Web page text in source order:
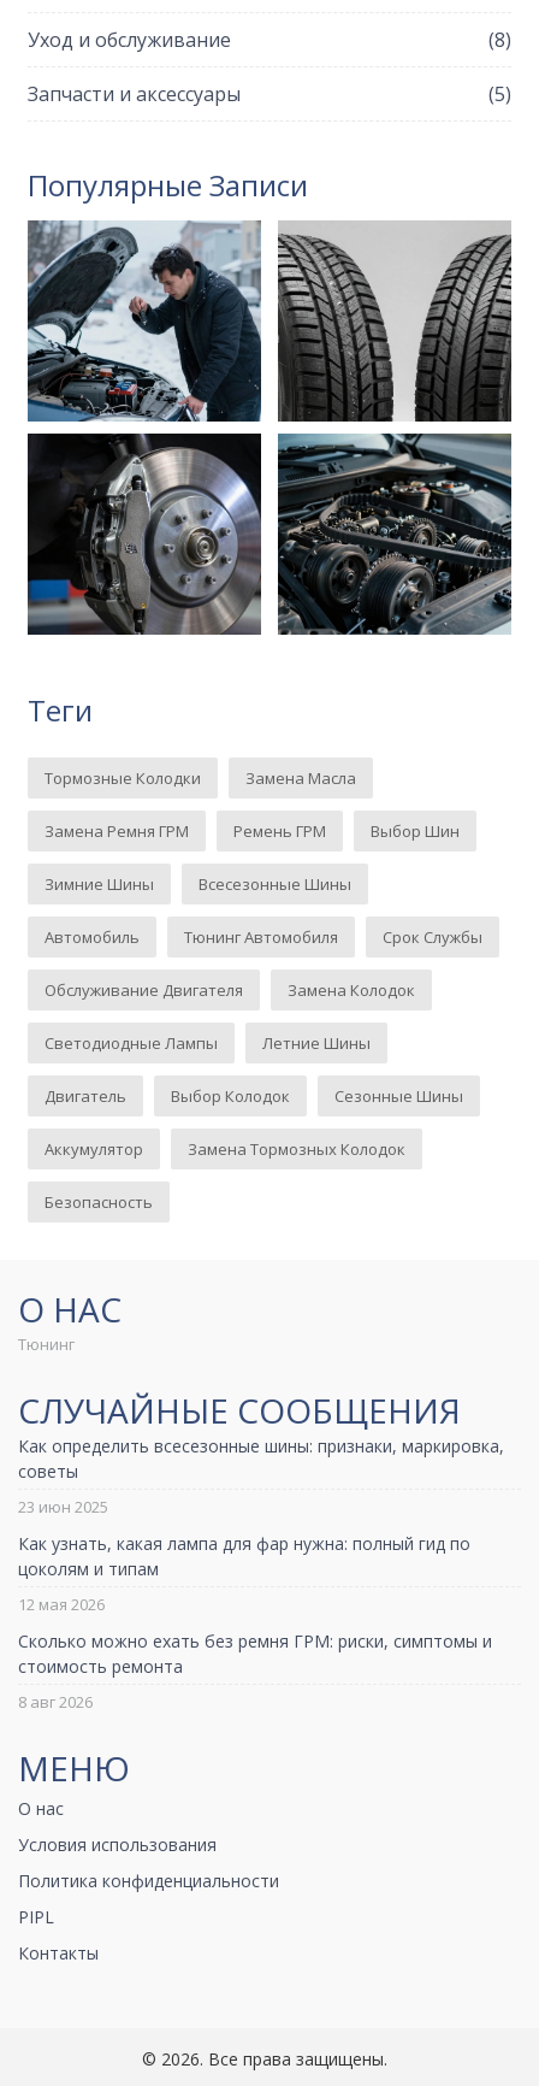
Уход и обслуживание (8)
Запчасти и аксессуары (5)
Популярные Записи
Теги
Тормозные Колодки Замена Масла
Замена Ремня ГРМ Ремень ГРМ Выбор Шин
Зимние Шины Всесезонные Шины
Автомобиль Тюнинг Автомобиля Срок Службы
Обслуживание Двигателя Замена Колодок
Светодиодные Лампы Летние Шины
Двигатель Выбор Колодок Сезонные Шины
Аккумулятор Замена Тормозных Колодок
Безопасность
О НАС
Тюнинг
СЛУЧАЙНЫЕ СООБЩЕНИЯ
Как определить всесезонные шины: признаки, маркировка,
советы
23 июн 2025
Как узнать, какая лампа для фар нужна: полный гид по
цоколям и типам
12 мая 2026
Сколько можно ехать без ремня ГРМ: риски, симптомы и
стоимость ремонта
8 авг 2026
МЕНЮ
О нас
Условия использования
Политика конфиденциальности
PIPL
Контакты
© 2026. Все права защищены.